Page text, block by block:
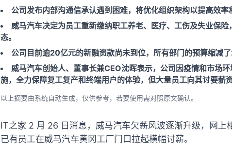
公司发布内部沟通信承认遇到困难，将优化组织架构以提高效率
威马汽车决定为员工重新缴纳职工养老、医疗、工伤及失业保
态。
公司目前逾20亿元的新融资款尚未到位，所有部门的预算缩减
威马汽车创始人、董事长兼CEO沈晖表示，公司因疫情和市场
施，全力保障复工复产和终端用户的体验，但大量员工向其讨要薪资
以上摘要由系统自动生成，仅供参考，若要使用需对照原文确认。
IT之家 2 月 26 日消息，威马汽车欠薪风波逐渐升级，网上
已有员工在威马汽车黄冈工厂门口拉起横幅讨薪。